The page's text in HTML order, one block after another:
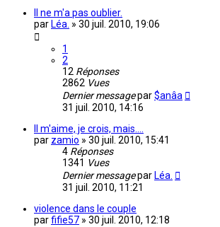
Il ne m'a pas oublier.
par Léa. » 30 juil. 2010, 19:06
1
2
12 Réponses
2862 Vues
Dernier messagepar$anâa
31 juil. 2010, 14:16
Il m'aime, je crois, mais....
par zamio » 30 juil. 2010, 15:41
4 Réponses
1341 Vues
Dernier messagepar Léa.
31 juil. 2010, 11:21
violence dans le couple
parfifie57 » 30 juil. 2010, 12:18